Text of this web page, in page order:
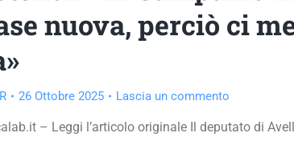
nuova, perciò ci
26 Ottobre 2025 Lascia un commento
– Leggi l’articolo originale Il deputato di